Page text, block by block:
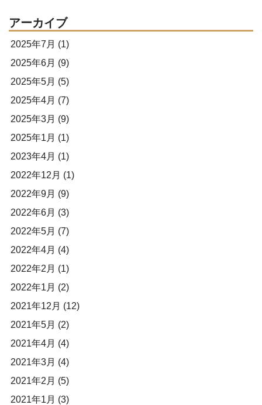
アーカイブ
2025年7月 (1)
2025年6月 (9)
2025年5月 (5)
2025年4月 (7)
2025年3月 (9)
2025年1月 (1)
2023年4月 (1)
2022年12月 (1)
2022年9月 (9)
2022年6月 (3)
2022年5月 (7)
2022年4月 (4)
2022年2月 (1)
2022年1月 (2)
2021年12月 (12)
2021年5月 (2)
2021年4月 (4)
2021年3月 (4)
2021年2月 (5)
2021年1月 (3)